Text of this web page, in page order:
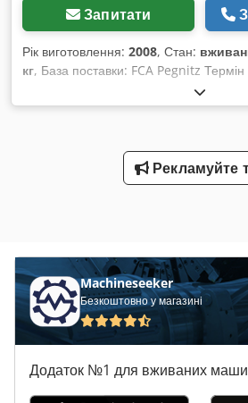
Запитати
Рік виготовлення: 2008, Стан:
кг, База поставки: FCA Pegnitz Термін
домовленістю Умови оплати: 100%
отримання машини, чиста сума
Рекламуйте
Machineseeker
Безкоштовно у магазині
Додаток №1 для вживаних